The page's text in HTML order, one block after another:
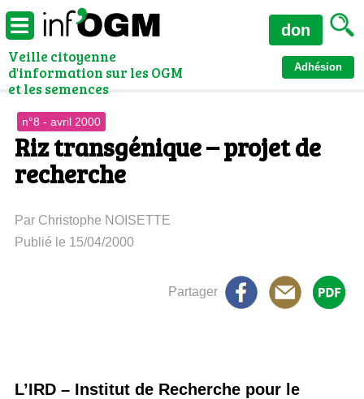
Veille citoyenne
d'information sur les OGM
et les semences
Adhésion
don
n°8 - avril 2000
Riz transgénique – projet de
recherche
Par Christophe NOISETTE
Publié le 15/04/2000
Partager
L’IRD – Institut de Recherche pour le